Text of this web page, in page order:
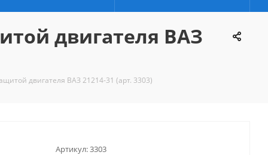
двигателя ВАЗ
двигателя ВАЗ 21214-31 (арт. 3303)
Артикул:3303